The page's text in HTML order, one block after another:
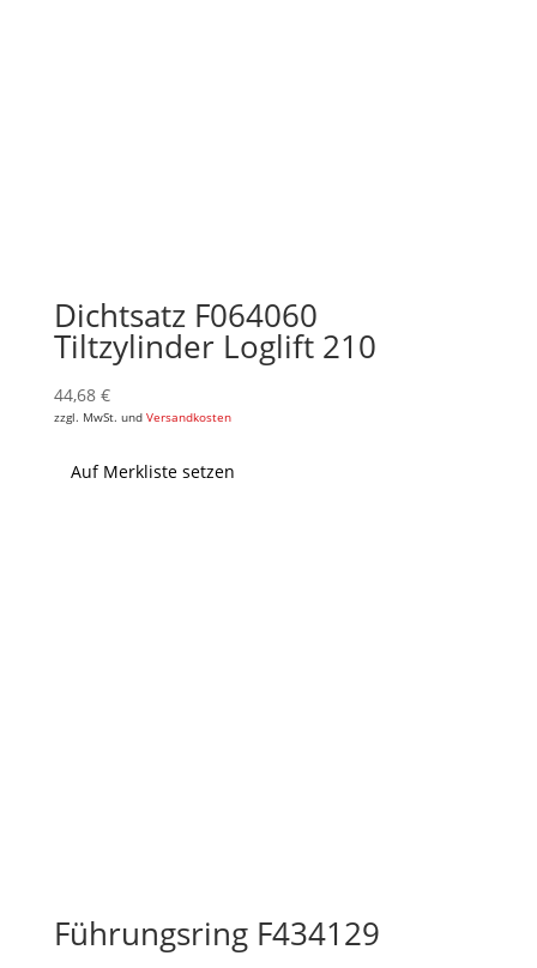
Dichtsatz F064060
Tiltzylinder Loglift 210
44,68 €
zzgl. MwSt. und Versandkosten
Auf Merkliste setzen
Führungsring F434129